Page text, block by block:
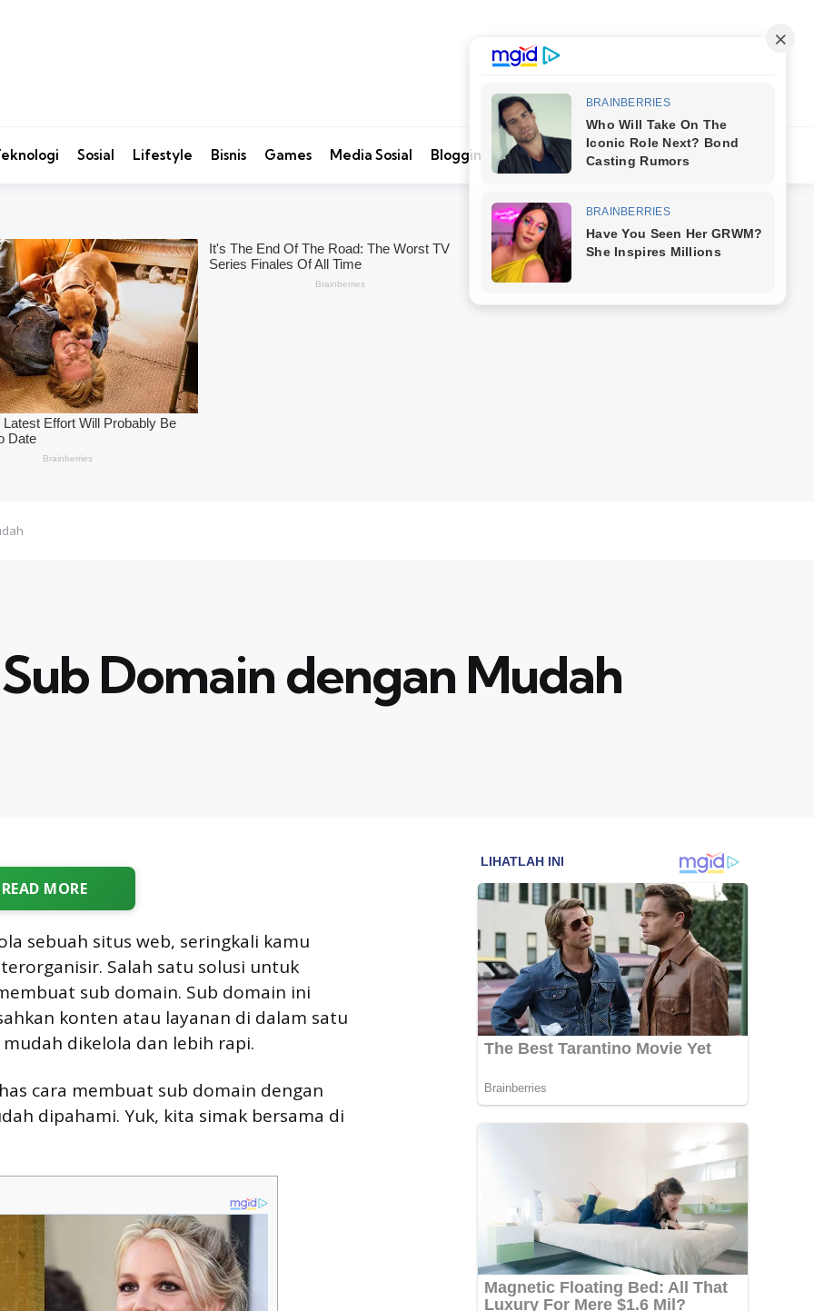
Sosial Lifestyle Bisnis Games Media Sosial Blogging SearchKontak Kami
Domain dengan Mudah
READ MORE
sebuah situs web, seringkali kamu
Salah satu solusi untuk
sub domain. Sub domain ini
konten atau layanan di dalam satu
dikelola dan lebih rapi.
cara membuat sub domain dengan
dipahami. Yuk, kita simak bersama di